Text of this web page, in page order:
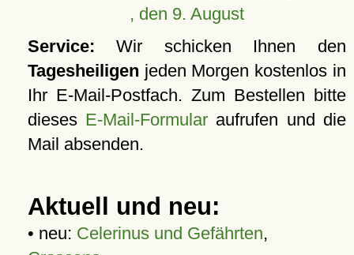
, den 9. August
Service: Wir schicken Ihnen den
Tagesheiligen jeden Morgen kostenlos in
Ihr E-Mail-Postfach. Zum Bestellen bitte
dieses E-Mail-Formular aufrufen und die
Mail absenden.
Aktuell und neu:
• neu: Celerinus und Gefährten,